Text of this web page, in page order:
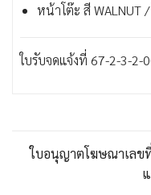
หน้าโต๊ะ สี WALNUT
ใบรับจดแจ้งที่ 67-2-3-2-
ใบอนุญาตโฆษณาเลข